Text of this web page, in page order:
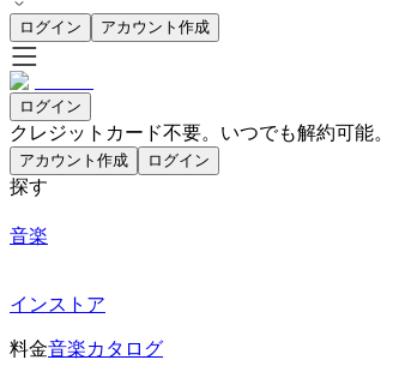
ログイン アカウント作成
ログイン
クレジットカード不要。いつでも解約可能。
アカウント作成 ログイン
探す
音楽
インストア
料金音楽カタログ